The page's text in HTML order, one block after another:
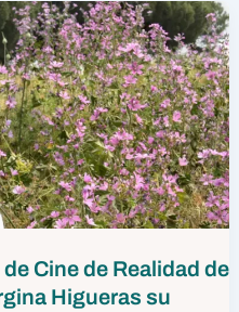
Cine de Realidad de
Higueras su